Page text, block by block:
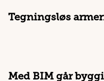
Tegningsløs
Med BIM går